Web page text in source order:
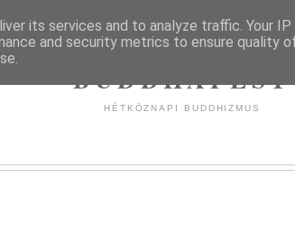
BUDDHAPEST
HÉTKÖZNAPI BUDDHIZMUS
its services and to analyze traffic. Your
and security metrics to ensure quality